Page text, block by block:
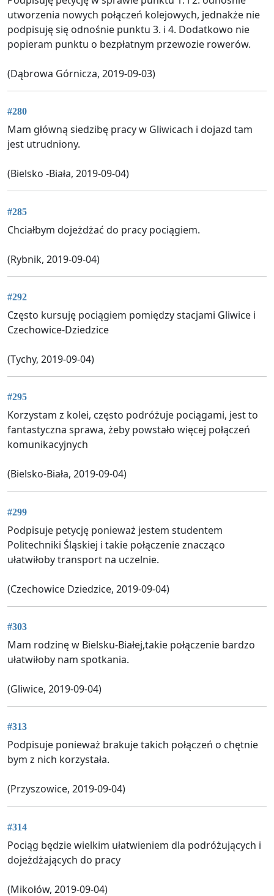
utworzenia nowych połączeń kolejowych, jednakże nie
podpisuję się odnośnie punktu 3. i 4. Dodatkowo nie
popieram punktu o bezpłatnym przewozie rowerów.
(Dąbrowa Górnicza, 2019-09-03)
#280
Mam główną siedzibę pracy w Gliwicach i dojazd tam
jest utrudniony.
(Bielsko -Biała, 2019-09-04)
#285
Chciałbym dojeżdżać do pracy pociągiem.
(Rybnik, 2019-09-04)
#292
Często kursuję pociągiem pomiędzy stacjami Gliwice i
Czechowice-Dziedzice
(Tychy, 2019-09-04)
#295
Korzystam z kolei, często podróżuje pociągami, jest to
fantastyczna sprawa, żeby powstało więcej połączeń
komunikacyjnych
(Bielsko-Biała, 2019-09-04)
#299
Podpisuje petycję ponieważ jestem studentem
Politechniki Śląskiej i takie połączenie znacząco
ułatwiłoby transport na uczelnie.
(Czechowice Dziedzice, 2019-09-04)
#303
Mam rodzinę w Bielsku-Białej,takie połączenie bardzo
ułatwiłoby nam spotkania.
(Gliwice, 2019-09-04)
#313
Podpisuje ponieważ brakuje takich połączeń o chętnie
bym z nich korzystała.
(Przyszowice, 2019-09-04)
#314
Pociąg będzie wielkim ułatwieniem dla podróżujących i
dojeżdżających do pracy
(Mikołów, 2019-09-04)